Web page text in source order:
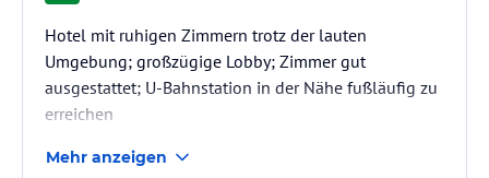
Hotel mit ruhigen Zimmern trotz der lauten
Umgebung; großzügige Lobby; Zimmer gut
ausgestattet; U-Bahnstation in der Nähe fußläufig zu
erreichen
Mehr anzeigen